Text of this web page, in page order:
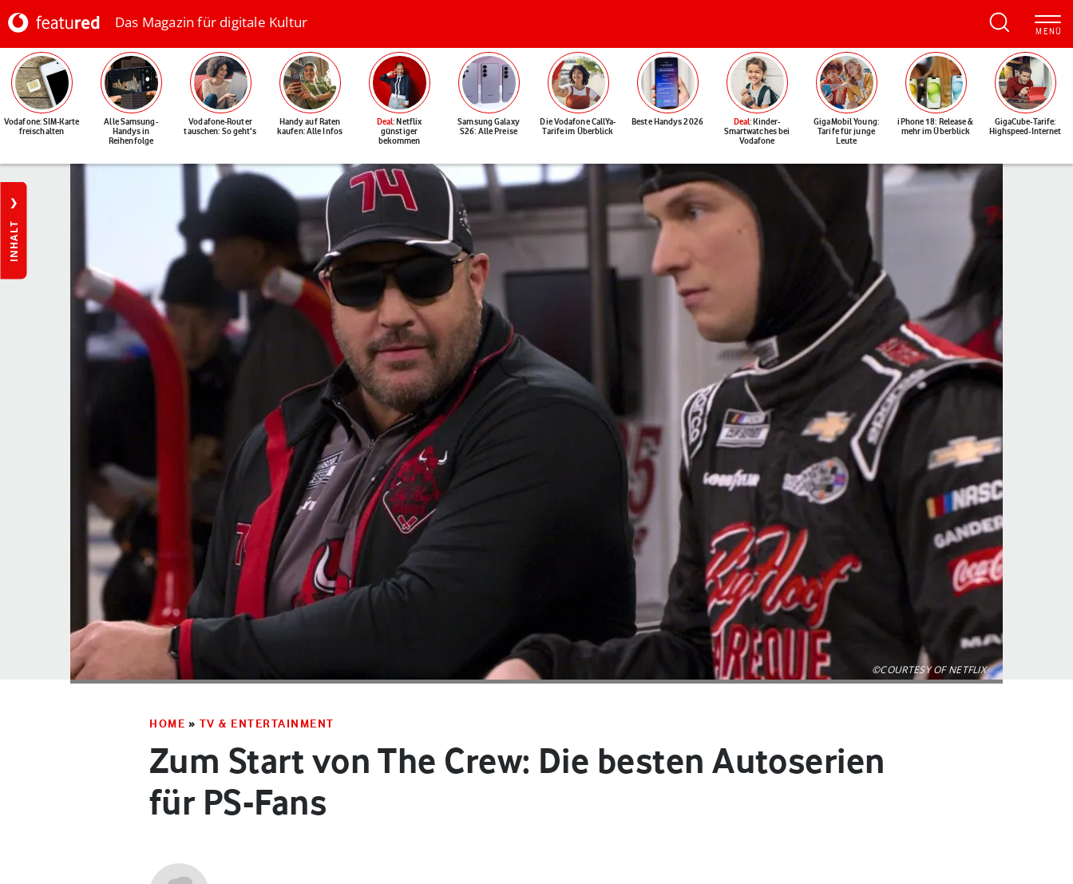
Das Magazin für digitale Kultur
Vodafone: SIM-Karte
freischalten
Alle Samsung-
Handys in
Reihenfolge
Vodafone-Router
tauschen: So geht's
Handy auf Raten
kaufen: Alle Infos
Deal: Netflix
günstiger
bekommen
Samsung Galaxy
S26: Alle Preise
Die Vodafone CallYa-
Tarife im Überblick
Beste Handys 2026 Deal: Kinder-
Smartwatches bei
Vodafone
GigaMobil Young:
Tarife für junge
Leute
iPhone 18: Release &
mehr im Überblick
GigaCube-Tarife:
Highspeed-Internet
INHALT
©COURTESY OF NETFLIX
HOME » TV & ENTERTAINMENT
Zum Start von The Crew: Die besten Autoserien
für PS-Fans